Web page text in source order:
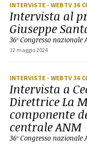
INTERVISTE - WEBTV 36
Intervista al
Giuseppe
36º Congresso nazionale
12 maggio 2024
INTERVISTE - WEBTV 36
Intervista a
Direttrice La
componente
centrale ANM
36º Congresso nazionale